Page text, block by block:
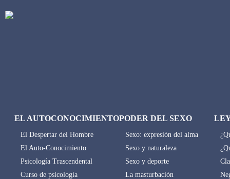
EL AUTOCONOCIMIENTO
El Despertar del Hombre
El Auto-Conocimiento
Psicología Trascendental
Curso de psicología
PODER DEL SEXO
Sexo: expresión del alma
Sexo y naturaleza
Sexo y deporte
La masturbación